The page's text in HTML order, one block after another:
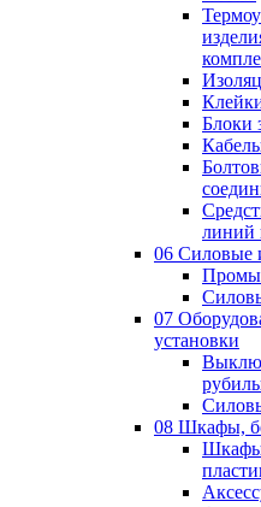
Блоки
линий
06 Силовые
07
установки
08 Шкафы,
Шкафы